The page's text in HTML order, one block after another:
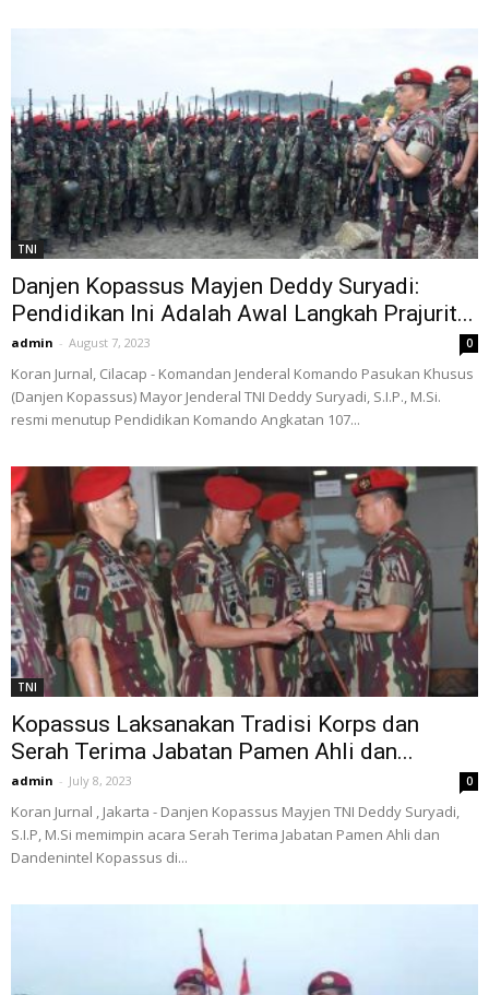
TNI
Danjen Kopassus Mayjen Deddy Suryadi:
Pendidikan Ini Adalah Awal Langkah Prajurit...
admin - August 7, 2023 0
Koran Jurnal, Cilacap - Komandan Jenderal Komando Pasukan Khusus
(Danjen Kopassus) Mayor Jenderal TNI Deddy Suryadi, S.I.P., M.Si.
resmi menutup Pendidikan Komando Angkatan 107...
TNI
Kopassus Laksanakan Tradisi Korps dan
Serah Terima Jabatan Pamen Ahli dan...
admin - July 8, 2023 0
Koran Jurnal , Jakarta - Danjen Kopassus Mayjen TNI Deddy Suryadi,
S.I.P, M.Si memimpin acara Serah Terima Jabatan Pamen Ahli dan
Dandenintel Kopassus di...